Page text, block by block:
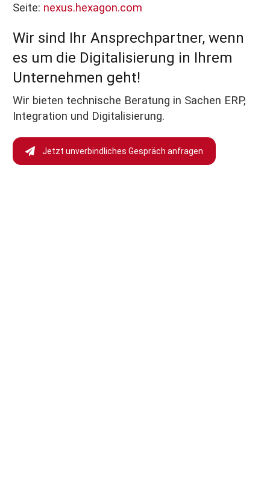
Seite: nexus.hexagon.com
Wir sind Ihr Ansprechpartner, wenn
es um die Digitalisierung in Ihrem
Unternehmen geht!
Wir bieten technische Beratung in Sachen ERP,
Integration und Digitalisierung.
Jetzt unverbindliches Gespräch anfragen